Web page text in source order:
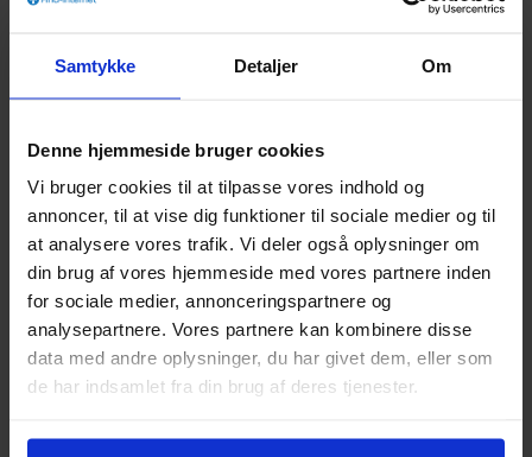
Samtykke Detaljer Om
Denne hjemmeside bruger cookies
Vi bruger cookies til at tilpasse vores indhold og
annoncer, til at vise dig funktioner til sociale medier og til
at analysere vores trafik. Vi deler også oplysninger om
din brug af vores hjemmeside med vores partnere inden
for sociale medier, annonceringspartnere og
analysepartnere. Vores partnere kan kombinere disse
data med andre oplysninger, du har givet dem, eller som
de har indsamlet fra din brug af deres tjenester.
Levering
Total(1. md)
Jeg accepterer vilkår og betingelser for
TjekBredbåndogTelenor. Jeg er informeret om, at
mine personoplysninger behandles i henhold til
persondatapolitikken for hhv.TjekBredbånd
I samarbejde med
Bestil